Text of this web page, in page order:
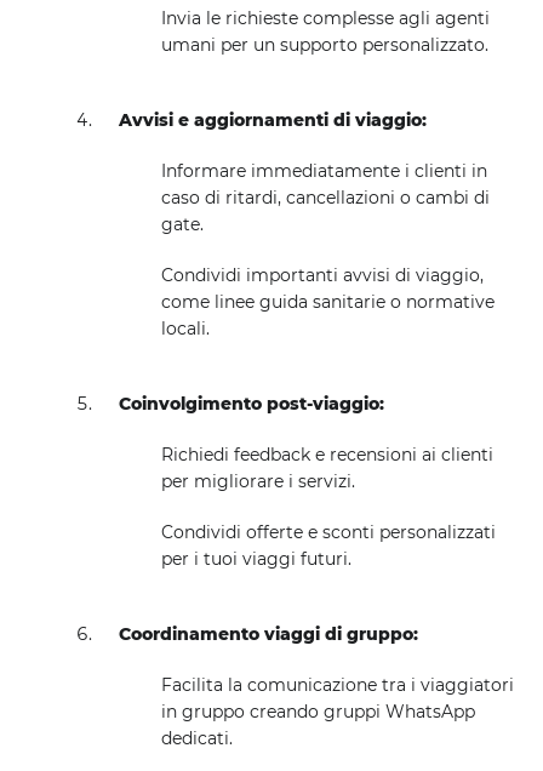
Invia le richieste complesse agli agenti
umani per un supporto personalizzato.
Avvisi e aggiornamenti di viaggio:
Informare immediatamente i clienti in
caso di ritardi, cancellazioni o cambi di
gate.
Condividi importanti avvisi di viaggio,
come linee guida sanitarie o normative
locali.
Coinvolgimento post-viaggio:
Richiedi feedback e recensioni ai clienti
per migliorare i servizi.
Condividi offerte e sconti personalizzati
per i tuoi viaggi futuri.
Coordinamento viaggi di gruppo:
Facilita la comunicazione tra i viaggiatori
in gruppo creando gruppi WhatsApp
dedicati.